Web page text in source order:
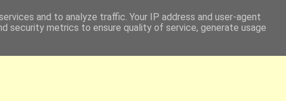
KLIMLOG
and to analyze traffic. Your IP address and user-agent
security metrics to ensure quality of service, generate usage